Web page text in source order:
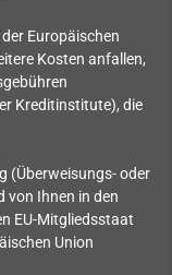
Europäischen
Kosten anfallen,
Kreditinstitute), die
(Überweisungs- oder
von Ihnen in den
EU-Mitgliedsstaat
Union